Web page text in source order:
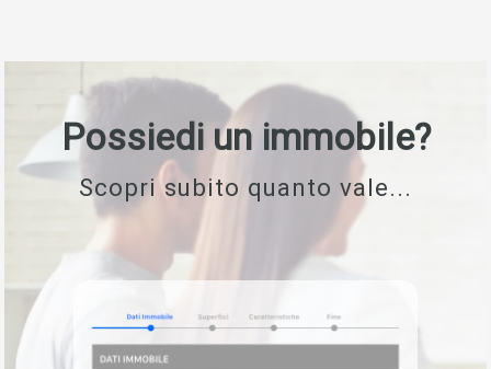
Possiedi un immobile?
Scopri subito quanto vale...